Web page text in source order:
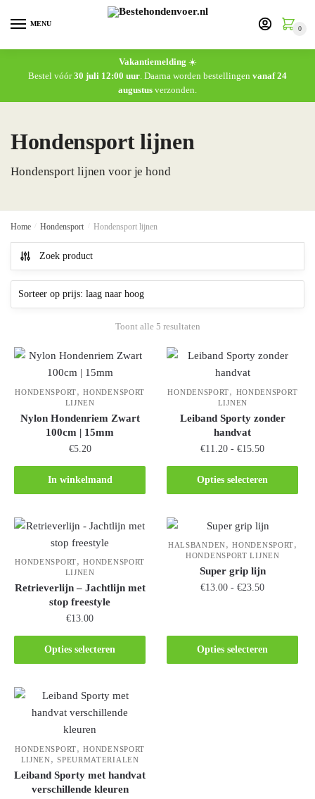
MENU
0
Vakantiemelding ☀️
Bestel vóór30 juli 12:00 uur . Daarna worden bestellingen vanaf 24
augustus verzonden.
Hondensport lijnen
Hondensport lijnen voor je hond
Home Hondensport Hondensport lijnen
Zoek product
Toont alle 5 resultaten
HONDENSPORT,HONDENSPORT
LIJNEN
Nylon Hondenriem Zwart
100cm | 15mm
€5.20
In winkelmand
HONDENSPORT, HONDENSPORT
LIJNEN
Leiband Sporty zonder
handvat
€11.20 - €15.50
Opties selecteren
HONDENSPORT,HONDENSPORT
LIJNEN
Retrieverlijn – Jachtlijn met
stop freestyle
€13.00
Opties selecteren
HALSBANDEN,HONDENSPORT,
HONDENSPORT LIJNEN
Super grip lijn
€13.00 - €23.50
Opties selecteren
HONDENSPORT,HONDENSPORT
LIJNEN,SPEURMATERIALEN
Leiband Sporty met handvat
verschillende kleuren